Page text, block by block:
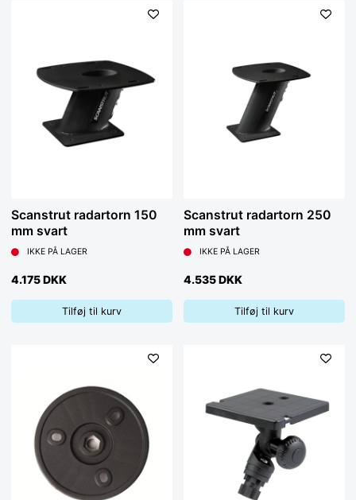
Scanstrut radartorn 150
mm svart
IKKE PÅ LAGER
4.175 DKK
Tilføj til kurv
Scanstrut radartorn 250
mm svart
IKKE PÅ LAGER
4.535 DKK
Tilføj til kurv